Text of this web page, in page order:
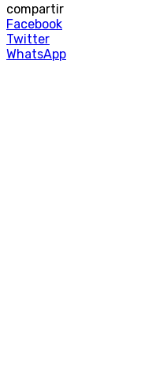
compartir
Facebook
Twitter
WhatsApp